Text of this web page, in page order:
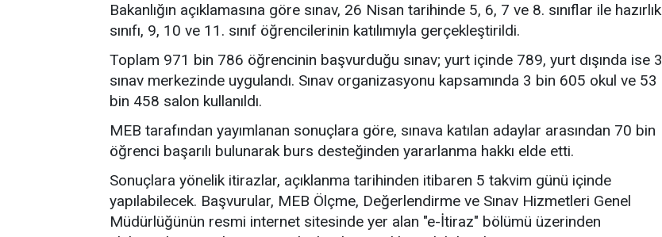
Bakanlığın açıklamasına göre sınav, 26 Nisan tarihinde 5, 6, 7 ve 8. sınıflar ile hazırlık
sınıfı, 9, 10 ve 11. sınıf öğrencilerinin katılımıyla gerçekleştirildi.
Toplam 971 bin 786 öğrencinin başvurduğu sınav; yurt içinde 789, yurt dışında ise 3
sınav merkezinde uygulandı. Sınav organizasyonu kapsamında 3 bin 605 okul ve 53
bin 458 salon kullanıldı.
MEB tarafından yayımlanan sonuçlara göre, sınava katılan adaylar arasından 70 bin
öğrenci başarılı bulunarak burs desteğinden yararlanma hakkı elde etti.
Sonuçlara yönelik itirazlar, açıklanma tarihinden itibaren 5 takvim günü içinde
yapılabilecek. Başvurular, MEB Ölçme, Değerlendirme ve Sınav Hizmetleri Genel
Müdürlüğünün resmi internet sitesinde yer alan "e-İtiraz" bölümü üzerinden